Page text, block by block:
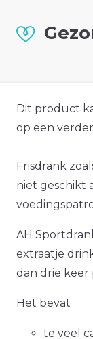
Dit product
op een
Frisdrank
niet geschikt
AH
extraatje
dan drie keer
Het bevat
te veel